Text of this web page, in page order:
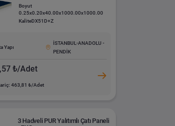
Boyut
0.25x0.20x40.00x1000.00x1000.00
KaliteDX51D+Z
Yapı
İSTANBUL-ANADOLU -
PENDİK
₺/Adet
463,81 ₺/Adet
3 Hadveli PUR Yalıtımlı Çatı Paneli